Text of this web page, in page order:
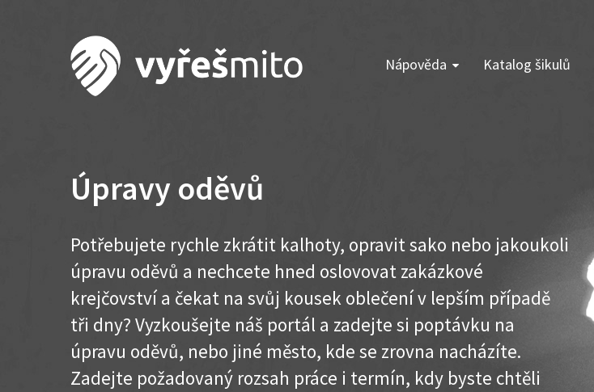
Nápověda Katalog šikulů
Úpravy oděvů
Potřebujete rychle zkrátit kalhoty, opravit sako nebo jakoukoli
úpravu oděvů a nechcete hned oslovovat zakázkové
krejčovství a čekat na svůj kousek oblečení v lepším případě
tři dny? Vyzkoušejte náš portál a zadejte si poptávku na
úpravu oděvů, nebo jiné město, kde se zrovna nacházíte.
Zadejte požadovaný rozsah práce i termín, kdy byste chtěli